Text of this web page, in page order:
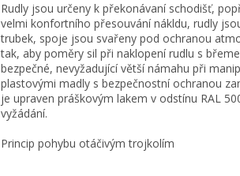
Rudly jsou určeny k překonávaní schodišť,
velmi konfortního přesouvání nákldu, rudly
trubek, spoje jsou svařeny pod ochranou
tak, aby poměry sil při naklopení rudlu s
bezpečné, nevyžadující větší námahu při
plastovými madly s bezpečnostní ochranou
je upraven práškovým lakem v odstínu RAL
vyžádání.
Princip pohybu otáčivým trojkolím